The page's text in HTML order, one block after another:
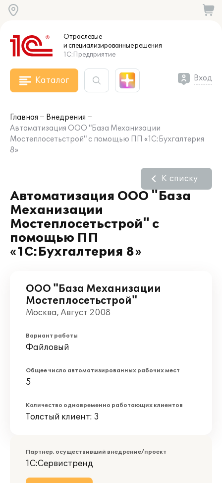
Отраслевые
и специализированныерешения
1С:Предприятие
Каталог Вход
Главная
Внедрения
Автоматизация ООО "База Механизации
Мостеплосетьстрой" с помощью ПП «1С:Бухгалтерия
8»
Автоматизация ООО "База
Механизации
Мостеплосетьстрой" с
помощью ПП
«1С:Бухгалтерия 8»
К списку
ООО "База Механизации
Мостеплосетьстрой"
Москва, Август 2008
Вариант работы
Файловый
Общее число автоматизированных рабочих мест
5
Количество одновременно работающих клиентов
Толстый клиент: 3
Партнер, осуществивший внедрение/проект
1С:Сервистренд